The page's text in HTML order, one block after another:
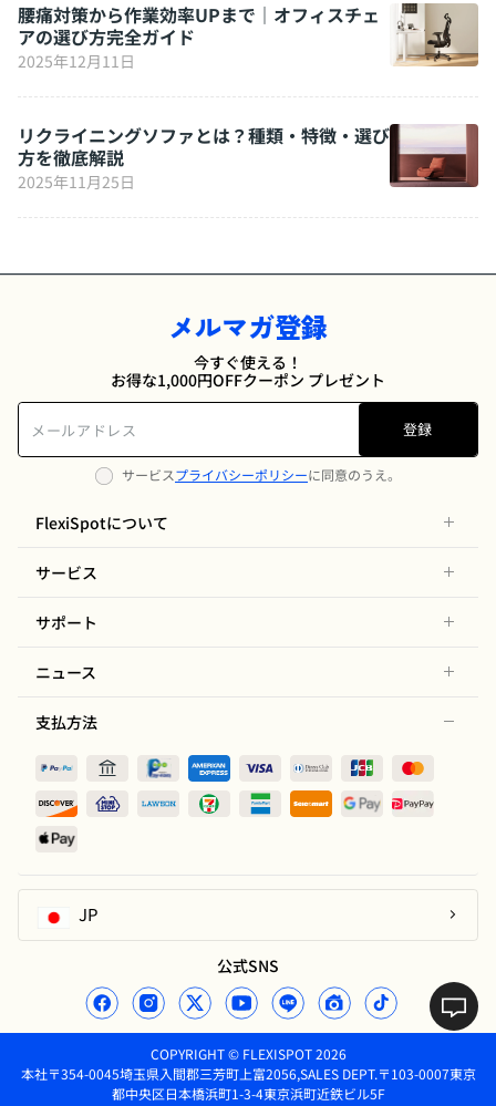
腰痛対策から作業効率UPまで｜オフィスチェ
アの選び方完全ガイド
2025年12月11日
リクライニングソファとは？種類・特徴・選び
方を徹底解説
2025年11月25日
メルマガ登録
今すぐ使える！
お得な1,000円OFFクーポン プレゼント
登録
サービスプライバシーポリシーに同意のうえ。
FlexiSpotについて
サービス
サポート
ニュース
支払方法
JP
公式SNS
COPYRIGHT © FLEXISPOT 2026
本社〒354-0045埼玉県入間郡三芳町上富2056,SALES DEPT.〒103-0007東京
都中央区日本橋浜町1-3-4東京浜町近鉄ビル5F